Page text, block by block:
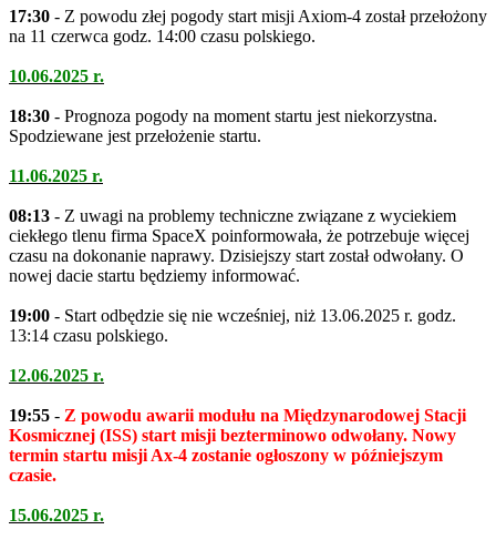
17:30 - Z powodu złej pogody start misji Axiom-4 został przełożony
na 11 czerwca godz. 14:00 czasu polskiego.
10.06.2025 r.
18:30 - Prognoza pogody na moment startu jest niekorzystna.
Spodziewane jest przełożenie startu.
11.06.2025 r.
08:13 - Z uwagi na problemy techniczne związane z wyciekiem
ciekłego tlenu firma SpaceX poinformowała, że potrzebuje więcej
czasu na dokonanie naprawy. Dzisiejszy start został odwołany. O
nowej dacie startu będziemy informować.
19:00 - Start odbędzie się nie wcześniej, niż 13.06.2025 r. godz.
13:14 czasu polskiego.
12.06.2025 r.
19:55 - Z powodu awarii modułu na Międzynarodowej Stacji
Kosmicznej (ISS) start misji bezterminowo odwołany. Nowy
termin startu misji Ax-4 zostanie ogłoszony w późniejszym
czasie.
15.06.2025 r.